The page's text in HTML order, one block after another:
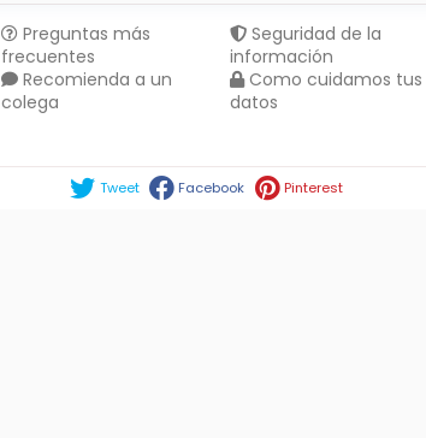
Preguntas más
frecuentes
Recomienda a un
colega
Seguridad de la
información
Como cuidamos tus
datos
Tweet Facebook Pinterest